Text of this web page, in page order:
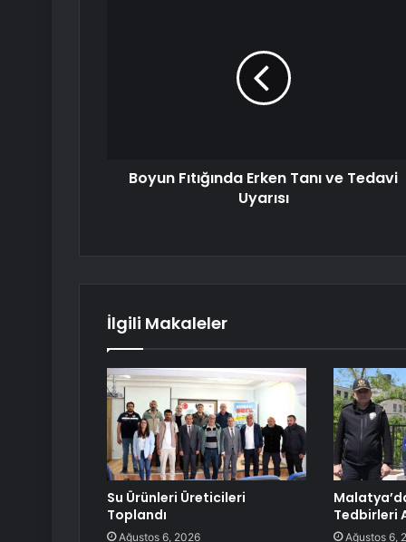
Boyun Fıtığında Erken Tanı ve Tedavi
Uyarısı
İlgili Makaleler
Su Ürünleri Üreticileri
Toplandı
Ağustos 6, 2026
Tedbirleri
Ağustos 6,